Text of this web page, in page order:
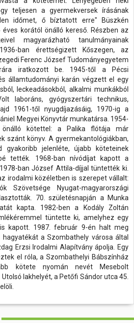
teljesen a gyermekversek írásának
időmet, ő bíztatott erre" Büszkén
korától önálló kereső. Részben az
magyarázható tanulmányainak
ban érettségizett Kőszegen, az
Ferenc József Tudományegyetem
iratkozott be. 1945-től a Pécsi
államtudományi karán végzett el egy
leckeadásokból, alkalmi munkákból
laboráns, gyógyszertári technikus,
1961-től nyugdíjazásáig, 1970-ig a
Megyei Könyvtár munkatársa. 1954-
kötettel: a Palika flótája már
szánt könyv. A gyermekantológiákban,
gyakoribb jelenléte, újabb köteteinek
tették. 1968-ban nívódíjat kapott a
ban József Attila-díjjal tüntették ki.
irodalmi közéletben is szerepet vállalt:
Szövetsége Nyugat-magyarországi
70. születésnapján a Munka
kapta. 1982-ben a Kodály Zoltán
tüntette ki, amelyhez egy
kapott. 1987. február 9-én halt meg
a Szombathely városa által
Erzsi Irodalmi Alapítvány ápolja. Egy
el róla, a Szombathelyi Bábszínház
kötete nyomán nevét Mesebolt
lakhelyét, a Petőfi Sándor utca 45.